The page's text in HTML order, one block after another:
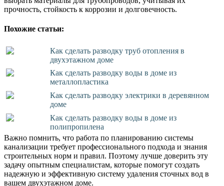
прочность, стойкость к коррозии и долговечность.
Похожие статьи:
Как сделать разводку труб отопления в
двухэтажном доме
Как сделать разводку воды в доме из
металлопластика
Как сделать разводку электрики в деревянном
доме
Как сделать разводку воды в доме из
полипропилена
Важно помнить, что работа по планированию системы
канализации требует профессионального подхода и знания
строительных норм и правил. Поэтому лучше доверить эту
задачу опытным специалистам, которые помогут создать
надежную и эффективную систему удаления сточных вод в
вашем двухэтажном доме.